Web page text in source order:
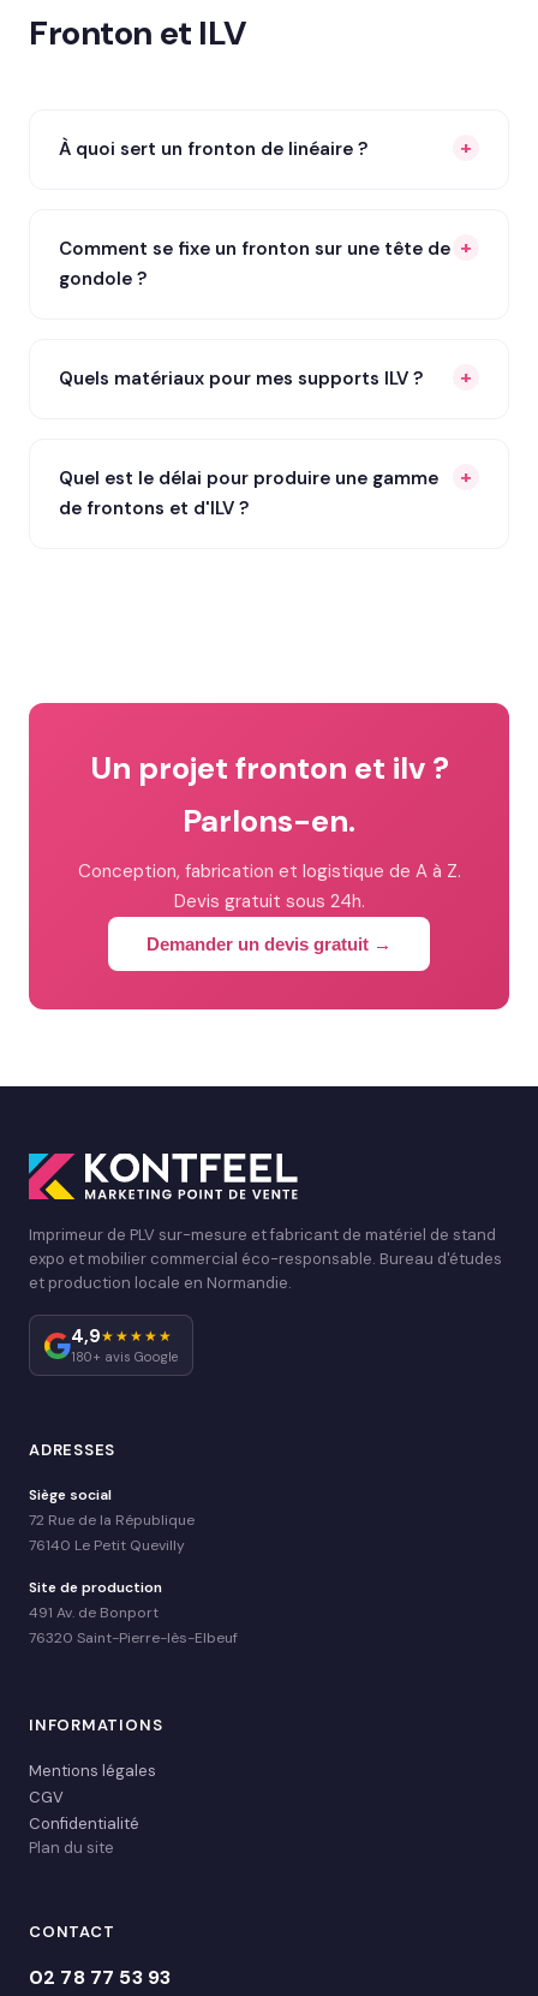
Fronton et ILV
À quoi sert un fronton de linéaire ?
Comment se fixe un fronton sur une tête de
gondole ?
Quels matériaux pour mes supports ILV ?
Quel est le délai pour produire une gamme
de frontons et d'ILV ?
Un projet fronton et ilv ?
Parlons-en.
Conception, fabrication et logistique de A à Z.
Devis gratuit sous 24h.
Demander un devis gratuit →
Imprimeur de PLV sur-mesure et fabricant de matériel de stand
expo et mobilier commercial éco-responsable. Bureau d'études
et production locale en Normandie.
4,9★★★★★
180+ avis Google
ADRESSES
Siège social
72 Rue de la République
76140 Le Petit Quevilly
Site de production
491 Av. de Bonport
76320 Saint-Pierre-lès-Elbeuf
INFORMATIONS
Mentions légales
CGV
Confidentialité
Plan du site
CONTACT
02 78 77 53 93